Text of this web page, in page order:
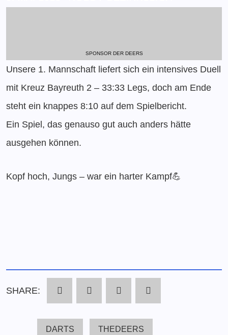
SPONSOR DER DEERS
Unsere 1. Mannschaft liefert sich ein intensives Duell
mit Kreuz Bayreuth 2 – 33:33 Legs, doch am Ende
steht ein knappes 8:10 auf dem Spielbericht.
Ein Spiel, das genauso gut auch anders hätte
ausgehen können.
Kopf hoch, Jungs – war ein harter Kampf💪
SHARE:
DARTS THEDEERS